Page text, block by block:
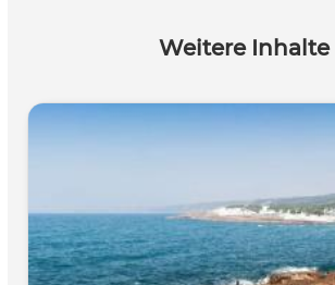
Weitere Inhalte